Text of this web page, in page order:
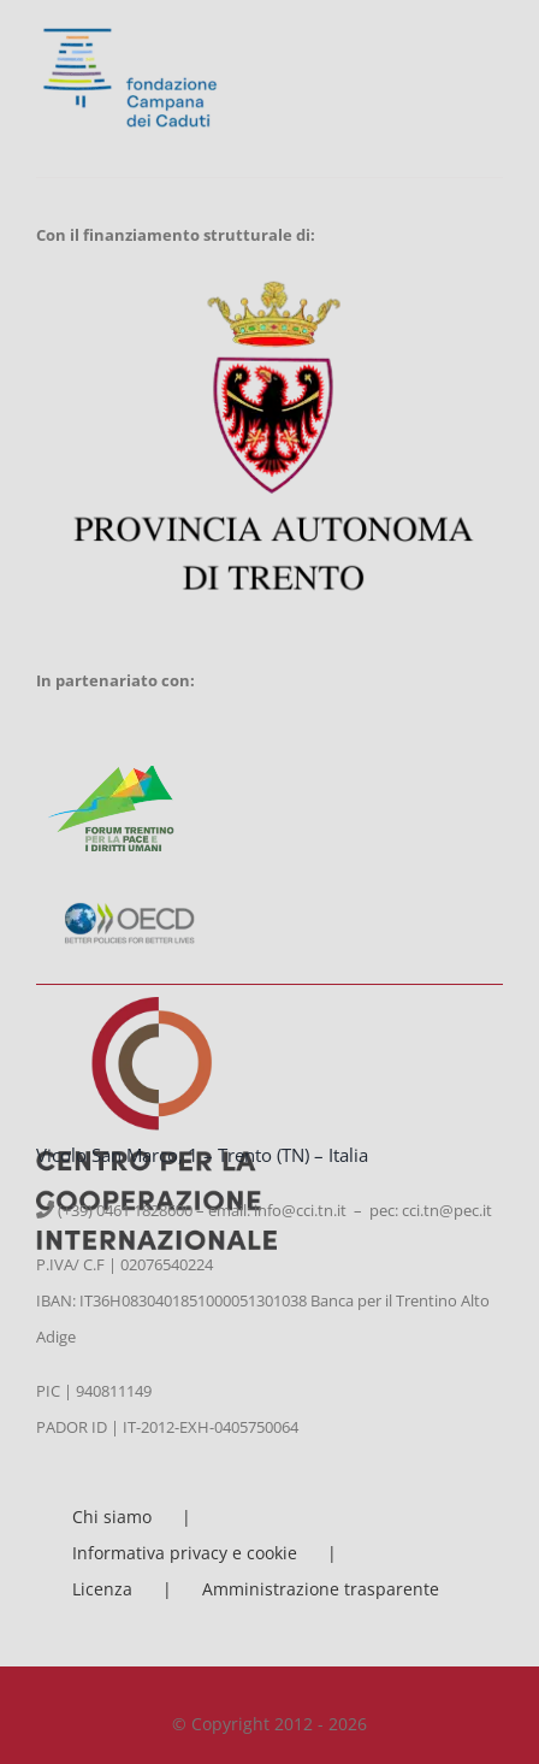
Con il finanziamento strutturale di:
In partenariato con:
Vicolo San Marco, 1 – Trento (TN) – Italia
(+39) 0461 1828600 – email:info@cci.tn.it – pec: cci.tn@pec.it
P.IVA/ C.F | 02076540224
IBAN: IT36H0830401851000051301038 Banca per il Trentino Alto
Adige
PIC | 940811149
PADOR ID | IT-2012-EXH-0405750064
Chi siamo
Informativa privacy e cookie
Licenza
Amministrazione trasparente
© Copyright 2012 - 2026